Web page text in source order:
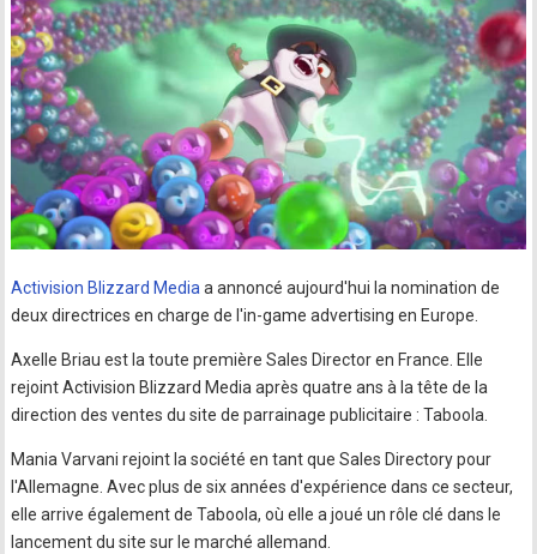
Activision Blizzard Mediaa annoncé aujourd'hui la nomination de
deux directrices en charge de l'in-game advertising en Europe.
Axelle Briau est la toute première Sales Director en France. Elle
rejoint Activision Blizzard Media après quatre ans à la tête de la
direction des ventes du site de parrainage publicitaire : Taboola.
Mania Varvani rejoint la société en tant que Sales Directory pour
l'Allemagne. Avec plus de six années d'expérience dans ce secteur,
elle arrive également de Taboola, où elle a joué un rôle clé dans le
lancement du site sur le marché allemand.